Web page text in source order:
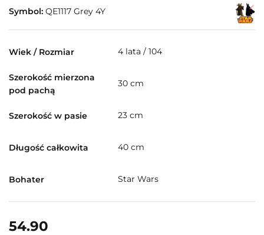
Symbol: QE1117 Grey 4Y
Wiek / Rozmiar 4 lata / 104
Szerokość mierzona
pod pachą
30 cm
Szerokość w pasie 23 cm
Długość całkowita 40 cm
Bohater Star Wars
54.90